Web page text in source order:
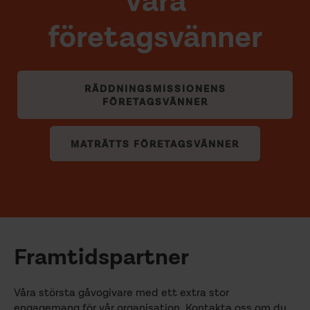
företagsvänner
RÄDDNINGSMISSIONENS
FÖRETAGSVÄNNER
MATRÄTTS FÖRETAGSVÄNNER
Framtidspartner
Våra största gåvogivare med ett extra stor